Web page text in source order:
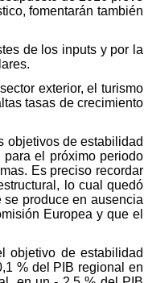
fomentarán también
de los inputs y por la
exterior, el turismo
tasas de crecimiento
objetivos de estabilidad
el próximo periodo
Es preciso recordar
lo cual quedó
produce en ausencia
Europea y que el
objetivo de estabilidad
% del PIB regional en